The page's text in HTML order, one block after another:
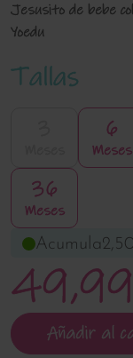
Jesusito de bebe
Yoedu
Tallas
6
Meses
36
Meses
Acumula
Añadir al